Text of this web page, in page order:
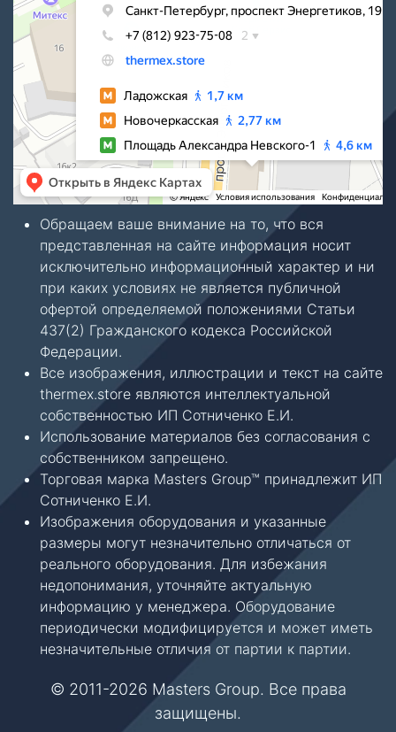
Обращаем ваше внимание на то, что вся
представленная на сайте информация носит
исключительно информационный характер и ни
при каких условиях не является публичной
офертой определяемой положениями Статьи
437(2) Гражданского кодекса Российской
Федерации.
Все изображения, иллюстрации и текст на сайте
thermex.store являются интеллектуальной
собственностью ИП Сотниченко Е.И.
Использование материалов без согласования с
собственником запрещено.
Торговая марка Masters Group™ принадлежит ИП
Сотниченко Е.И.
Изображения оборудования и указанные
размеры могут незначительно отличаться от
реального оборудования. Для избежания
недопонимания, уточняйте актуальную
информацию у менеджера. Оборудование
периодически модифицируется и может иметь
незначительные отличия от партии к партии.
© 2011-2026 Masters Group. Все права
защищены.